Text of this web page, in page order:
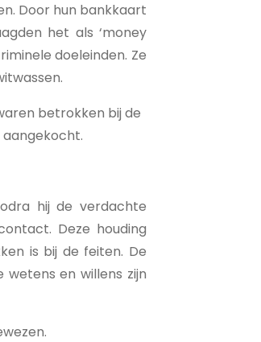
Door hun bankkaart
het als ‘money
doeleinden. Ze
betrokken bij de
hij de verdachte
Deze houding
is bij de feiten. De
en willens zijn